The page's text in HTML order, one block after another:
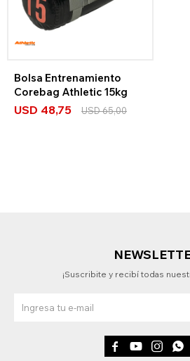
Bolsa Entrenamiento
Corebag Athletic 15kg
USD 48,75 USD65,00
¡Suscribite y recibí todas
   